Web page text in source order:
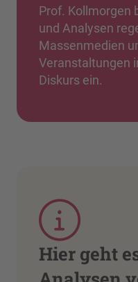
Prof. Kollmorgen
und Analysen
Massenmedien
Veranstaltungen
Diskurs ein.
Hier geht